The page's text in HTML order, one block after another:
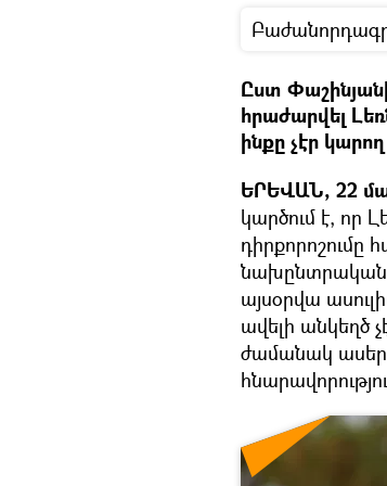
Ըստ
հրաժարվել
ինքը չէր
ԵՐԵՎԱՆ, 22
կարծում է, որ
նախընտրական
այսօրվա
ավելի անկեղծ
ժամանակ ասեր,